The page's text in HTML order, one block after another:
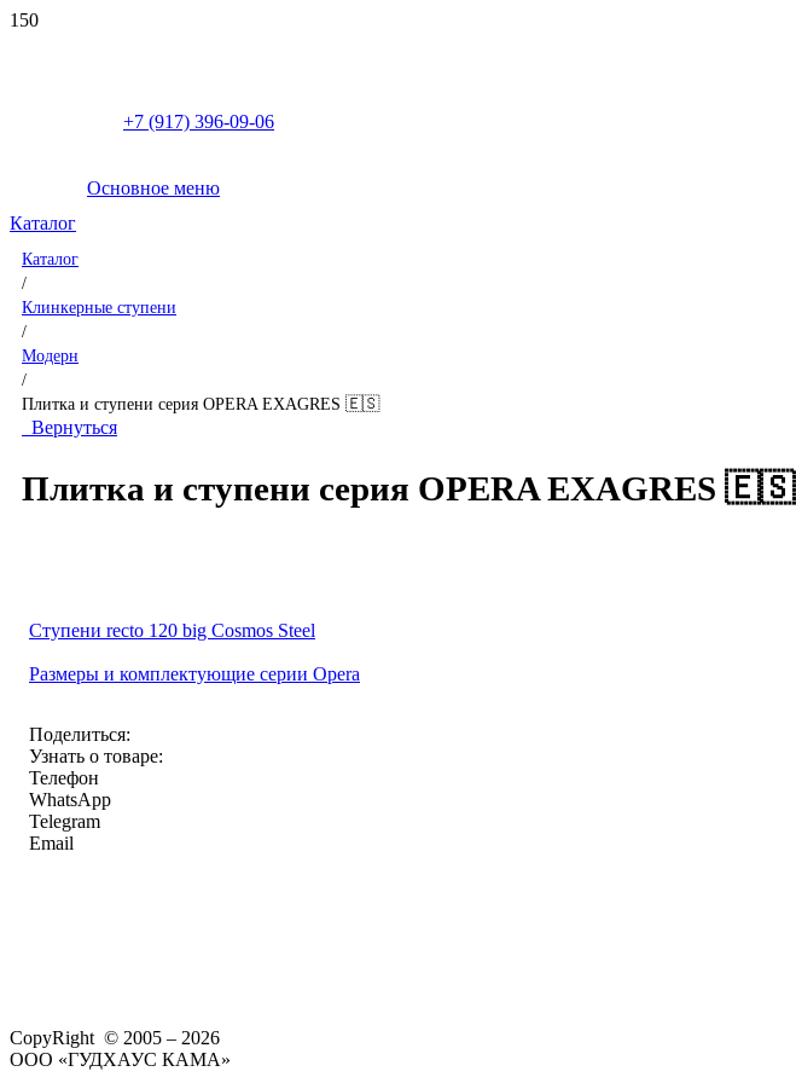
+7 (917) 396-09-06
Основное меню
Каталог
Каталог
/
Клинкерные ступени
/
Модерн
/
Плитка и ступени серия OPERA EXAGRES 🇪🇸
Вернуться
Плитка и ступени серия OPERA EXAGRES 🇪🇸
Ступени recto 120 big Cosmos Steel
Размеры и комплектующие серии Opera
Поделиться:
Узнать о товаре:
Телефон
WhatsApp
Telegram
Email
CopyRight © 2005 – 2026
ООО «ГУДХАУС КАМА»